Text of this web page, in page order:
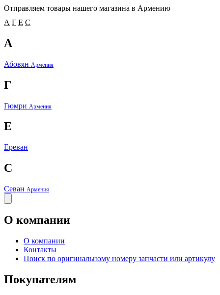
Отправляем товары нашего магазина в Армению
А Г Е С
А
Абовян Армения
Г
Гюмри Армения
Е
Ереван
С
Севан Армения
О компании
О компании
Контакты
Поиск по оригинальному номеру запчасти или артикулу
Покупателям